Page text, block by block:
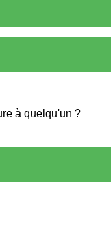
à quelqu'un ?